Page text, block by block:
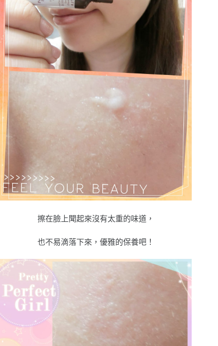
擦在臉上聞起來沒有太重的味道，
也不易滴落下來，優雅的保養吧！